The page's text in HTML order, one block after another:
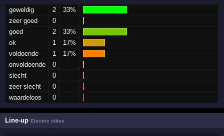
geweldig 2
33%
zeer goed
0
goed
2
33%
ok
1
17%
voldoende
1
17%
onvoldoende
0
slecht
0
zeer slecht
0
waardeloos
0
Line-upElectric vibes